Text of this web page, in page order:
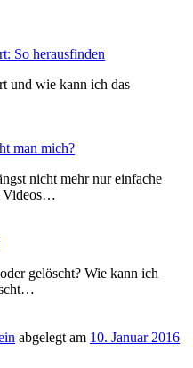
So herausfinden
und wie kann ich das
man mich?
nicht mehr nur einfache
Videos…
gelöscht? Wie kann ich
abgelegt am 10. Januar 2016